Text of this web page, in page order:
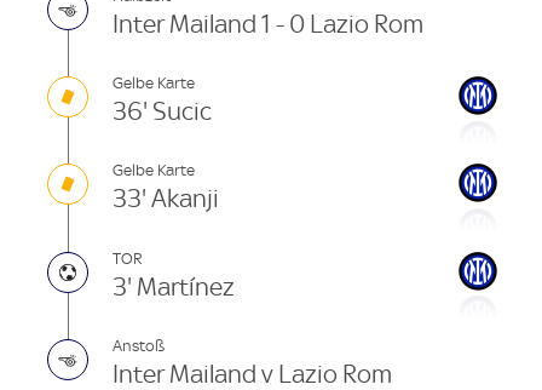
Inter Mailand 1 - 0 Lazio Rom
Gelbe Karte
36' Sucic
Gelbe Karte
33' Akanji
TOR
3' Martínez
Anstoß
Inter Mailand v Lazio Rom